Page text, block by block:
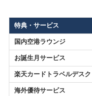
特典・サービス
国内空港ラウンジ
お誕生月サービス
楽天カードトラベルデスク
海外優待サービス